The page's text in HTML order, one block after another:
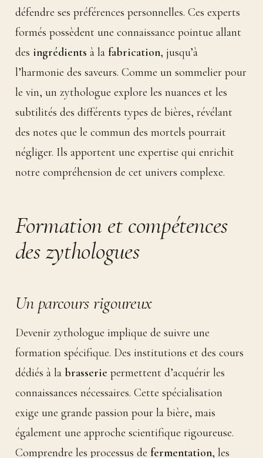
défendre ses préférences personnelles. Ces experts
formés possèdent une connaissance pointue allant
des ingrédients à la fabrication, jusqu’à
l’harmonie des saveurs. Comme un sommelier pour
le vin, un zythologue explore les nuances et les
subtilités des différents types de bières, révélant
des notes que le commun des mortels pourrait
négliger. Ils apportent une expertise qui enrichit
notre compréhension de cet univers complexe.
Formation et compétences
des zythologues
Un parcours rigoureux
Devenir zythologue implique de suivre une
formation spécifique. Des institutions et des cours
dédiés à la brasserie permettent d’acquérir les
connaissances nécessaires. Cette spécialisation
exige une grande passion pour la bière, mais
également une approche scientifique rigoureuse.
Comprendre les processus de fermentation, les